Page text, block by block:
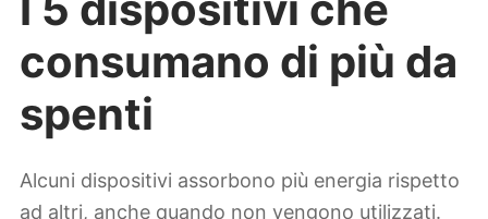
consumano di più da
spenti
Alcuni dispositivi assorbono più energia rispetto
ad altri, anche quando non vengono utilizzati.